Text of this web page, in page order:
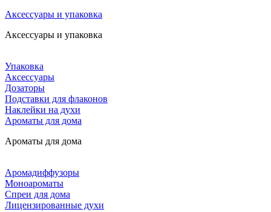
Аксессуары и упаковка
Аксессуары и упаковка
Упаковка
Аксессуары
Дозаторы
Подставки для флаконов
Наклейки на духи
Ароматы для дома
Ароматы для дома
Аромадиффузоры
Моноароматы
Спреи для дома
Лицензированные духи